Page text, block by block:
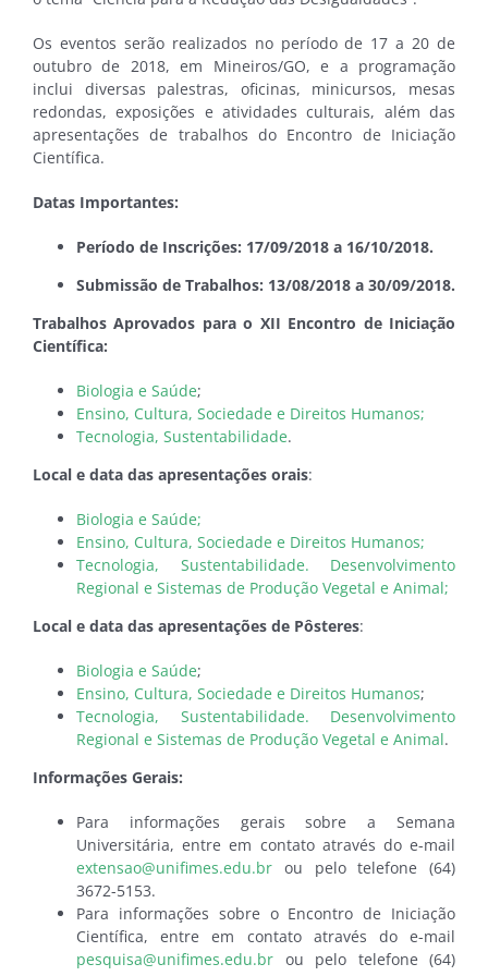
Os eventos serão realizados no período de 17 a 20 de
outubro de 2018, em Mineiros/GO, e a programação
inclui diversas palestras, oficinas, minicursos, mesas
redondas, exposições e atividades culturais, além das
apresentações de trabalhos do Encontro de Iniciação
Científica.
Datas Importantes:
Período de Inscrições: 17/09/2018 a 16/10/2018.
Submissão de Trabalhos: 13/08/2018 a 30/09/2018.
Trabalhos Aprovados para o XII Encontro de Iniciação
Científica:
Biologia e Saúde;
Ensino, Cultura, Sociedade e Direitos Humanos;
Tecnologia, Sustentabilidade.
Local e data das apresentações orais:
Biologia e Saúde;
Ensino, Cultura, Sociedade e Direitos Humanos;
Tecnologia, Sustentabilidade. Desenvolvimento
Regional e Sistemas de Produção Vegetal e Animal;
Local e data das apresentações de Pôsteres:
Biologia e Saúde;
Ensino, Cultura, Sociedade e Direitos Humanos;
Tecnologia, Sustentabilidade. Desenvolvimento
Regional e Sistemas de Produção Vegetal e Animal.
Informações Gerais:
Para informações gerais sobre a Semana
Universitária, entre em contato através do e-mail
extensao@unifimes.edu.br ou pelo telefone (64)
3672-5153.
Para informações sobre o Encontro de Iniciação
Científica, entre em contato através do e-mail
pesquisa@unifimes.edu.br ou pelo telefone (64)